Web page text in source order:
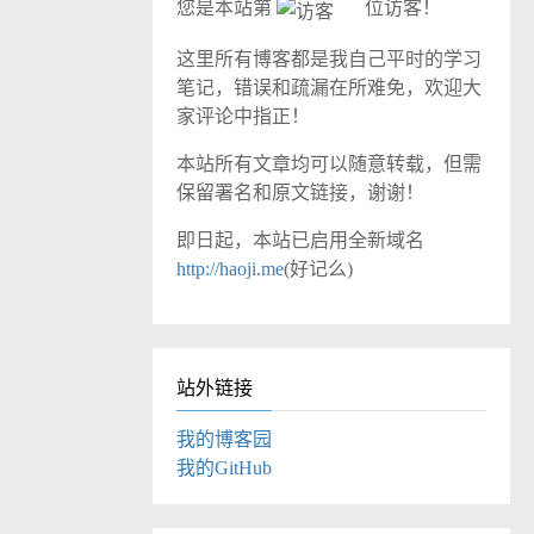
您是本站第 位访客！
这里所有博客都是我自己平时的学习
笔记，错误和疏漏在所难免，欢迎大
家评论中指正！
本站所有文章均可以随意转载，但需
保留署名和原文链接，谢谢！
即日起，本站已启用全新域名
http://haoji.me(好记么)
站外链接
我的博客园
我的GitHub